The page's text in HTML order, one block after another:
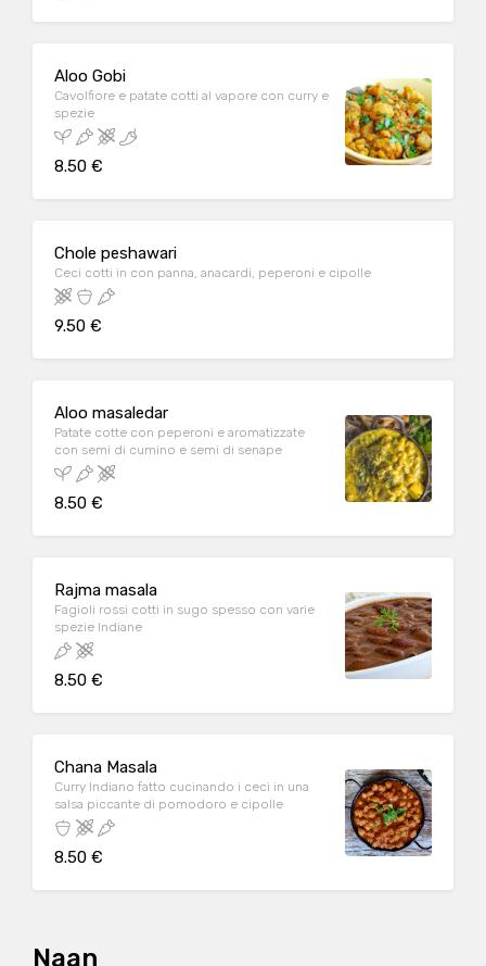
Aloo Gobi
Cavolfiore e patate cotti al vapore con curry e
spezie
8.50 €
Chole peshawari
Ceci cotti in con panna, anacardi, peperoni e cipolle
9.50 €
Aloo masaledar
Patate cotte con peperoni e aromatizzate
con semi di cumino e semi di senape
8.50 €
Rajma masala
Fagioli rossi cotti in sugo spesso con varie
spezie Indiane
8.50 €
Chana Masala
Curry Indiano fatto cucinando i ceci in una
salsa piccante di pomodoro e cipolle
8.50 €
Naan